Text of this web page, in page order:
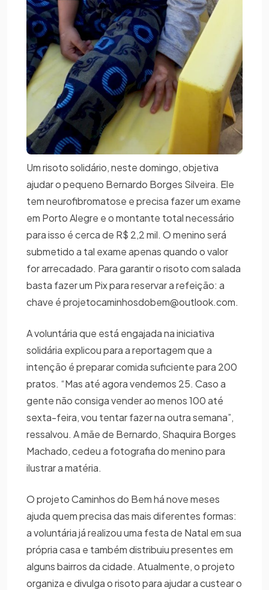
Um risoto solidário, neste domingo, objetiva
ajudar o pequeno Bernardo Borges Silveira. Ele
tem neurofibromatose e precisa fazer um exame
em Porto Alegre e o montante total necessário
para isso é cerca de R$ 2,2 mil. O menino será
submetido a tal exame apenas quando o valor
for arrecadado. Para garantir o risoto com salada
basta fazer um Pix para reservar a refeição: a
chave é projetocaminhosdobem@outlook.com.
A voluntária que está engajada na iniciativa
solidária explicou para a reportagem que a
intenção é preparar comida suficiente para 200
pratos. “Mas até agora vendemos 25. Caso a
gente não consiga vender ao menos 100 até
sexta-feira, vou tentar fazer na outra semana”,
ressalvou. A mãe de Bernardo, Shaquira Borges
Machado, cedeu a fotografia do menino para
ilustrar a matéria.
O projeto Caminhos do Bem há nove meses
ajuda quem precisa das mais diferentes formas:
a voluntária já realizou uma festa de Natal em sua
própria casa e também distribuiu presentes em
alguns bairros da cidade. Atualmente, o projeto
organiza e divulga o risoto para ajudar a custear o